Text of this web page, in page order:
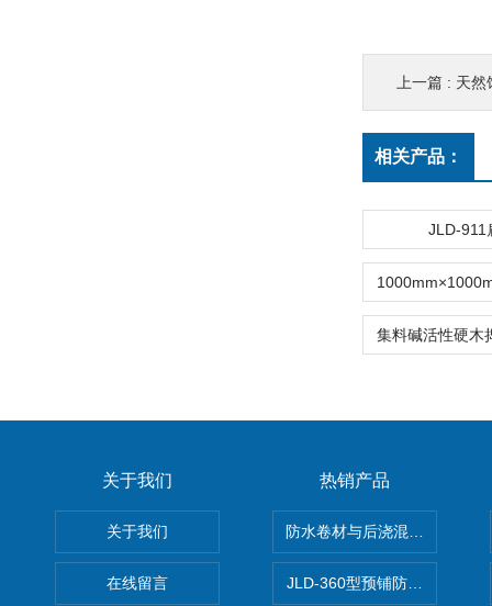
上一篇 : 天然
相关产品：
JLD-911
关于我们
关于我们
在线留言
热销产品
防水卷材与后浇混凝土剥离强
JLD-360型预铺防水卷材抗冲